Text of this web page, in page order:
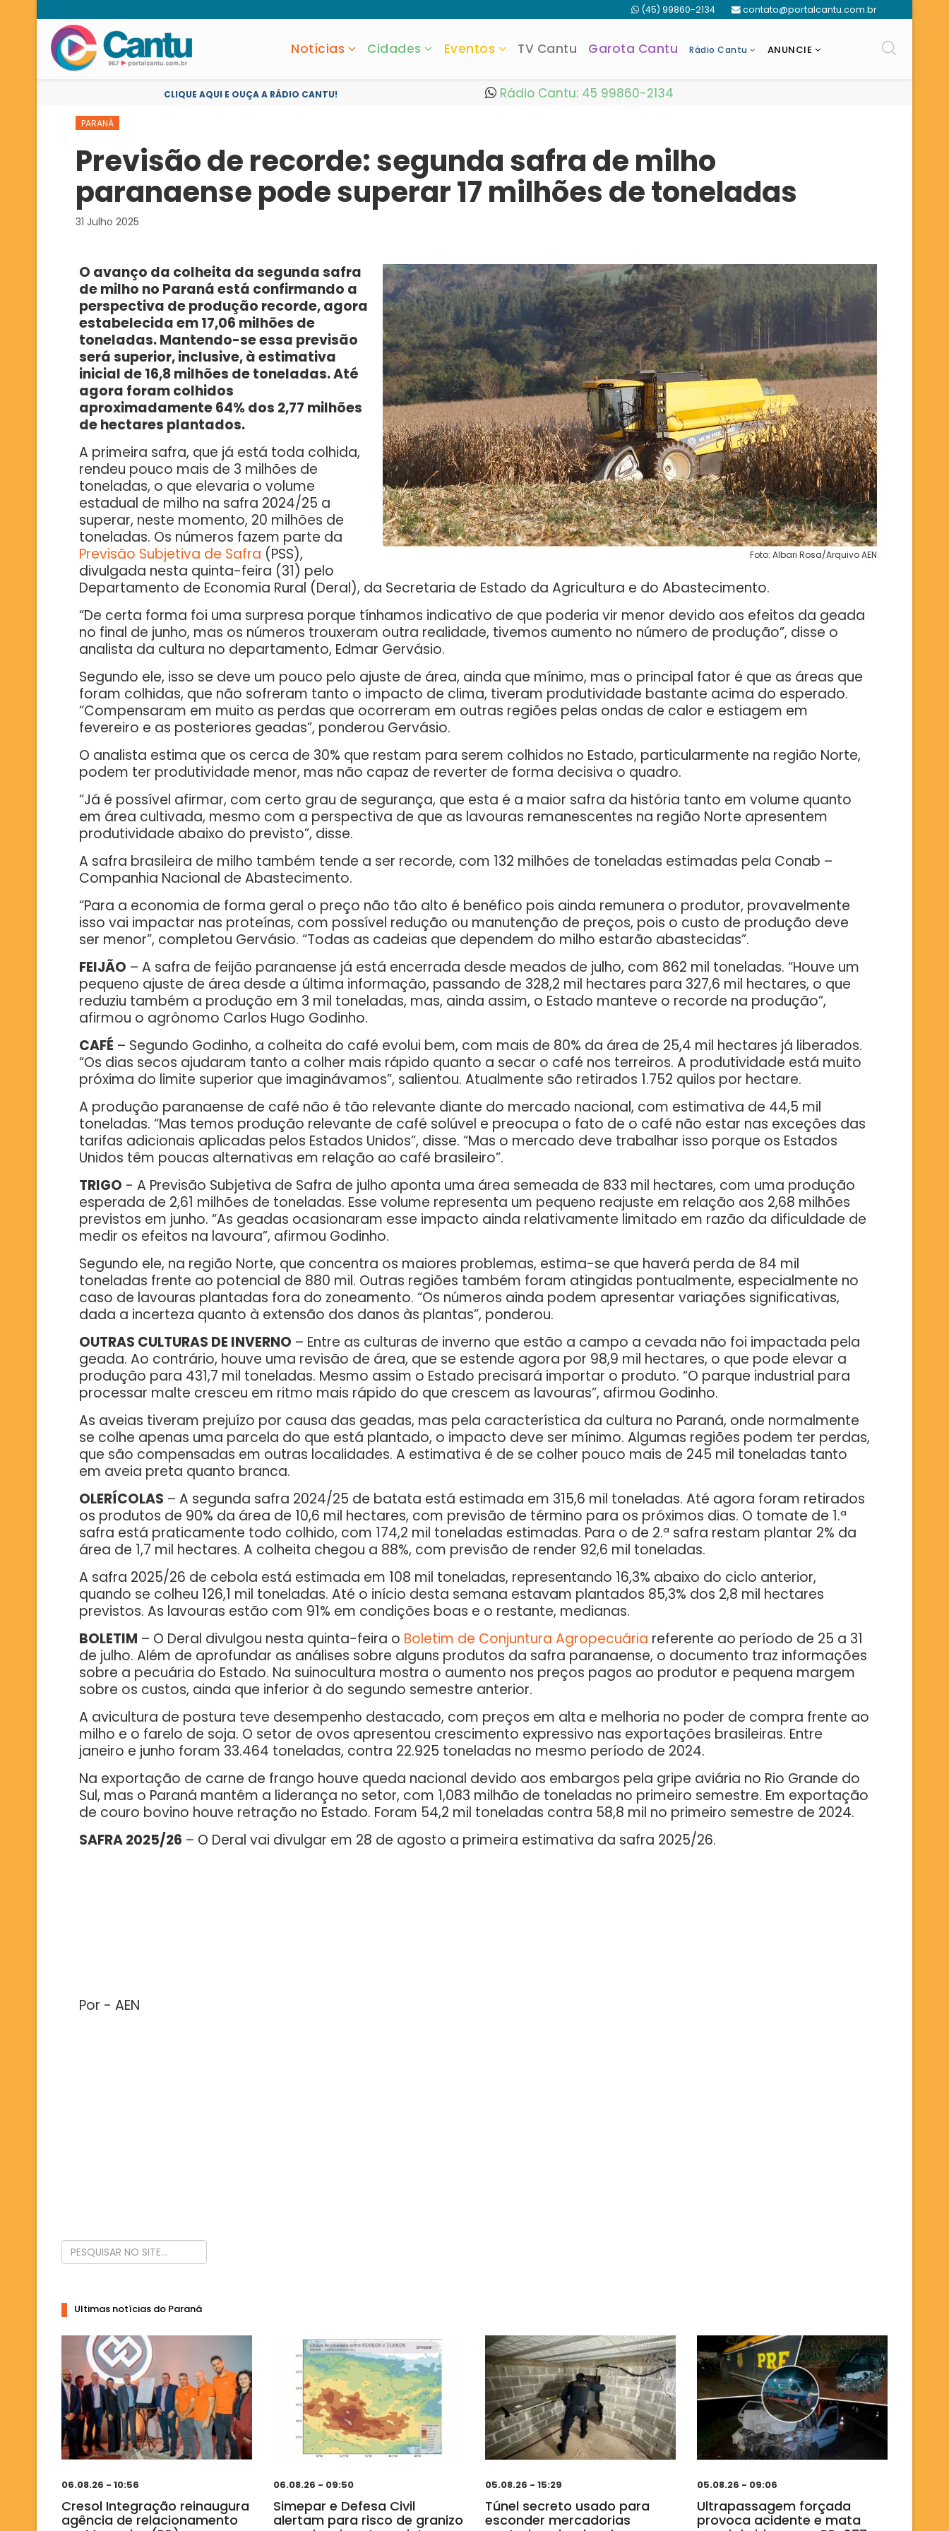
(45) 99860-2134 contato@portalcantu.com.br
Notícias Cidades Eventos TV Cantu Garota Cantu Rádio Cantu ANUNCIE
CLIQUE AQUI E OUÇA A RÁDIO CANTU! Rádio Cantu: 45 99860-2134
PARANÁ
Previsão de recorde: segunda safra de milho
paranaense pode superar 17 milhões de toneladas
31 Julho 2025
Foto: Albari Rosa/Arquivo AEN
O avanço da colheita da segunda safra
de milho no Paraná está confirmando a
perspectiva de produção recorde, agora
estabelecida em 17,06 milhões de
toneladas. Mantendo-se essa previsão
será superior, inclusive, à estimativa
inicial de 16,8 milhões de toneladas. Até
agora foram colhidos
aproximadamente 64% dos 2,77 milhões
de hectares plantados.
A primeira safra, que já está toda colhida,
rendeu pouco mais de 3 milhões de
toneladas, o que elevaria o volume
estadual de milho na safra 2024/25 a
superar, neste momento, 20 milhões de
toneladas. Os números fazem parte da
Previsão Subjetiva de Safra (PSS),
divulgada nesta quinta-feira (31) pelo
Departamento de Economia Rural (Deral), da Secretaria de Estado da Agricultura e do Abastecimento.
“De certa forma foi uma surpresa porque tínhamos indicativo de que poderia vir menor devido aos efeitos da geada
no final de junho, mas os números trouxeram outra realidade, tivemos aumento no número de produção”, disse o
analista da cultura no departamento, Edmar Gervásio.
Segundo ele, isso se deve um pouco pelo ajuste de área, ainda que mínimo, mas o principal fator é que as áreas que
foram colhidas, que não sofreram tanto o impacto de clima, tiveram produtividade bastante acima do esperado.
“Compensaram em muito as perdas que ocorreram em outras regiões pelas ondas de calor e estiagem em
fevereiro e as posteriores geadas”, ponderou Gervásio.
O analista estima que os cerca de 30% que restam para serem colhidos no Estado, particularmente na região Norte,
podem ter produtividade menor, mas não capaz de reverter de forma decisiva o quadro.
“Já é possível afirmar, com certo grau de segurança, que esta é a maior safra da história tanto em volume quanto
em área cultivada, mesmo com a perspectiva de que as lavouras remanescentes na região Norte apresentem
produtividade abaixo do previsto”, disse.
A safra brasileira de milho também tende a ser recorde, com 132 milhões de toneladas estimadas pela Conab –
Companhia Nacional de Abastecimento.
“Para a economia de forma geral o preço não tão alto é benéfico pois ainda remunera o produtor, provavelmente
isso vai impactar nas proteínas, com possível redução ou manutenção de preços, pois o custo de produção deve
ser menor”, completou Gervásio. “Todas as cadeias que dependem do milho estarão abastecidas”.
FEIJÃO – A safra de feijão paranaense já está encerrada desde meados de julho, com 862 mil toneladas. “Houve um
pequeno ajuste de área desde a última informação, passando de 328,2 mil hectares para 327,6 mil hectares, o que
reduziu também a produção em 3 mil toneladas, mas, ainda assim, o Estado manteve o recorde na produção”,
afirmou o agrônomo Carlos Hugo Godinho.
CAFÉ – Segundo Godinho, a colheita do café evolui bem, com mais de 80% da área de 25,4 mil hectares já liberados.
“Os dias secos ajudaram tanto a colher mais rápido quanto a secar o café nos terreiros. A produtividade está muito
próxima do limite superior que imaginávamos”, salientou. Atualmente são retirados 1.752 quilos por hectare.
A produção paranaense de café não é tão relevante diante do mercado nacional, com estimativa de 44,5 mil
toneladas. “Mas temos produção relevante de café solúvel e preocupa o fato de o café não estar nas exceções das
tarifas adicionais aplicadas pelos Estados Unidos”, disse. “Mas o mercado deve trabalhar isso porque os Estados
Unidos têm poucas alternativas em relação ao café brasileiro”.
TRIGO - A Previsão Subjetiva de Safra de julho aponta uma área semeada de 833 mil hectares, com uma produção
esperada de 2,61 milhões de toneladas. Esse volume representa um pequeno reajuste em relação aos 2,68 milhões
previstos em junho. “As geadas ocasionaram esse impacto ainda relativamente limitado em razão da dificuldade de
medir os efeitos na lavoura”, afirmou Godinho.
Segundo ele, na região Norte, que concentra os maiores problemas, estima-se que haverá perda de 84 mil
toneladas frente ao potencial de 880 mil. Outras regiões também foram atingidas pontualmente, especialmente no
caso de lavouras plantadas fora do zoneamento. “Os números ainda podem apresentar variações significativas,
dada a incerteza quanto à extensão dos danos às plantas”, ponderou.
OUTRAS CULTURAS DE INVERNO – Entre as culturas de inverno que estão a campo a cevada não foi impactada pela
geada. Ao contrário, houve uma revisão de área, que se estende agora por 98,9 mil hectares, o que pode elevar a
produção para 431,7 mil toneladas. Mesmo assim o Estado precisará importar o produto. “O parque industrial para
processar malte cresceu em ritmo mais rápido do que crescem as lavouras”, afirmou Godinho.
As aveias tiveram prejuízo por causa das geadas, mas pela característica da cultura no Paraná, onde normalmente
se colhe apenas uma parcela do que está plantado, o impacto deve ser mínimo. Algumas regiões podem ter perdas,
que são compensadas em outras localidades. A estimativa é de se colher pouco mais de 245 mil toneladas tanto
em aveia preta quanto branca.
OLERÍCOLAS – A segunda safra 2024/25 de batata está estimada em 315,6 mil toneladas. Até agora foram retirados
os produtos de 90% da área de 10,6 mil hectares, com previsão de término para os próximos dias. O tomate de 1.ª
safra está praticamente todo colhido, com 174,2 mil toneladas estimadas. Para o de 2.ª safra restam plantar 2% da
área de 1,7 mil hectares. A colheita chegou a 88%, com previsão de render 92,6 mil toneladas.
A safra 2025/26 de cebola está estimada em 108 mil toneladas, representando 16,3% abaixo do ciclo anterior,
quando se colheu 126,1 mil toneladas. Até o início desta semana estavam plantados 85,3% dos 2,8 mil hectares
previstos. As lavouras estão com 91% em condições boas e o restante, medianas.
BOLETIM – O Deral divulgou nesta quinta-feira o Boletim de Conjuntura Agropecuária referente ao período de 25 a 31
de julho. Além de aprofundar as análises sobre alguns produtos da safra paranaense, o documento traz informações
sobre a pecuária do Estado. Na suinocultura mostra o aumento nos preços pagos ao produtor e pequena margem
sobre os custos, ainda que inferior à do segundo semestre anterior.
A avicultura de postura teve desempenho destacado, com preços em alta e melhoria no poder de compra frente ao
milho e o farelo de soja. O setor de ovos apresentou crescimento expressivo nas exportações brasileiras. Entre
janeiro e junho foram 33.464 toneladas, contra 22.925 toneladas no mesmo período de 2024.
Na exportação de carne de frango houve queda nacional devido aos embargos pela gripe aviária no Rio Grande do
Sul, mas o Paraná mantém a liderança no setor, com 1,083 milhão de toneladas no primeiro semestre. Em exportação
de couro bovino houve retração no Estado. Foram 54,2 mil toneladas contra 58,8 mil no primeiro semestre de 2024.
SAFRA 2025/26 – O Deral vai divulgar em 28 de agosto a primeira estimativa da safra 2025/26.
Por - AEN
Ultimas notícias do Paraná
06.08.26 - 10:56
Cresol Integração reinaugura
agência de relacionamento
06.08.26 - 09:50
Simepar e Defesa Civil
alertam para risco de granizo
05.08.26 - 15:29
Túnel secreto usado para
esconder mercadorias
05.08.26 - 09:06
Ultrapassagem forçada
provoca acidente e mata